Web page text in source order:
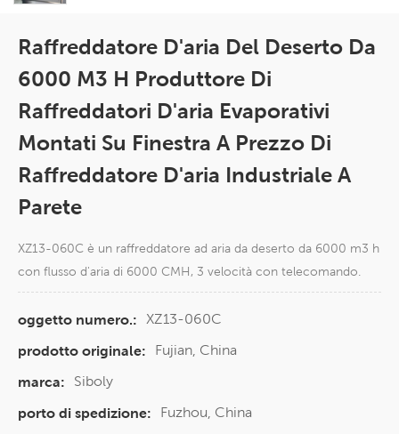
Raffreddatore D'aria Del Deserto Da
6000 M3 H Produttore Di
Raffreddatori D'aria Evaporativi
Montati Su Finestra A Prezzo Di
Raffreddatore D'aria Industriale A
Parete
XZ13-060C è un raffreddatore ad aria da deserto da 6000 m3 h
con flusso d'aria di 6000 CMH, 3 velocità con telecomando.
oggetto numero.: XZ13-060C
prodotto originale:
Fujian, China
marca:
Siboly
porto di spedizione:
Fuzhou, China